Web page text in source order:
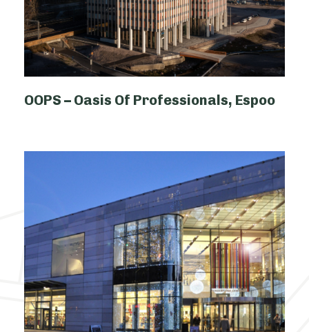
OOPS – Oasis Of Professionals, Espoo